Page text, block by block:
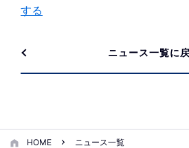
する
ニュース一覧に
HOME
ニュース一覧